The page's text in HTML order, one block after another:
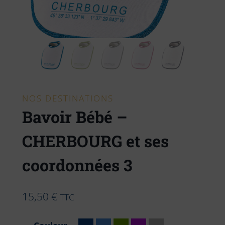
NOS DESTINATIONS
Bavoir Bébé –
CHERBOURG et ses
coordonnées 3
15,50 € TTC